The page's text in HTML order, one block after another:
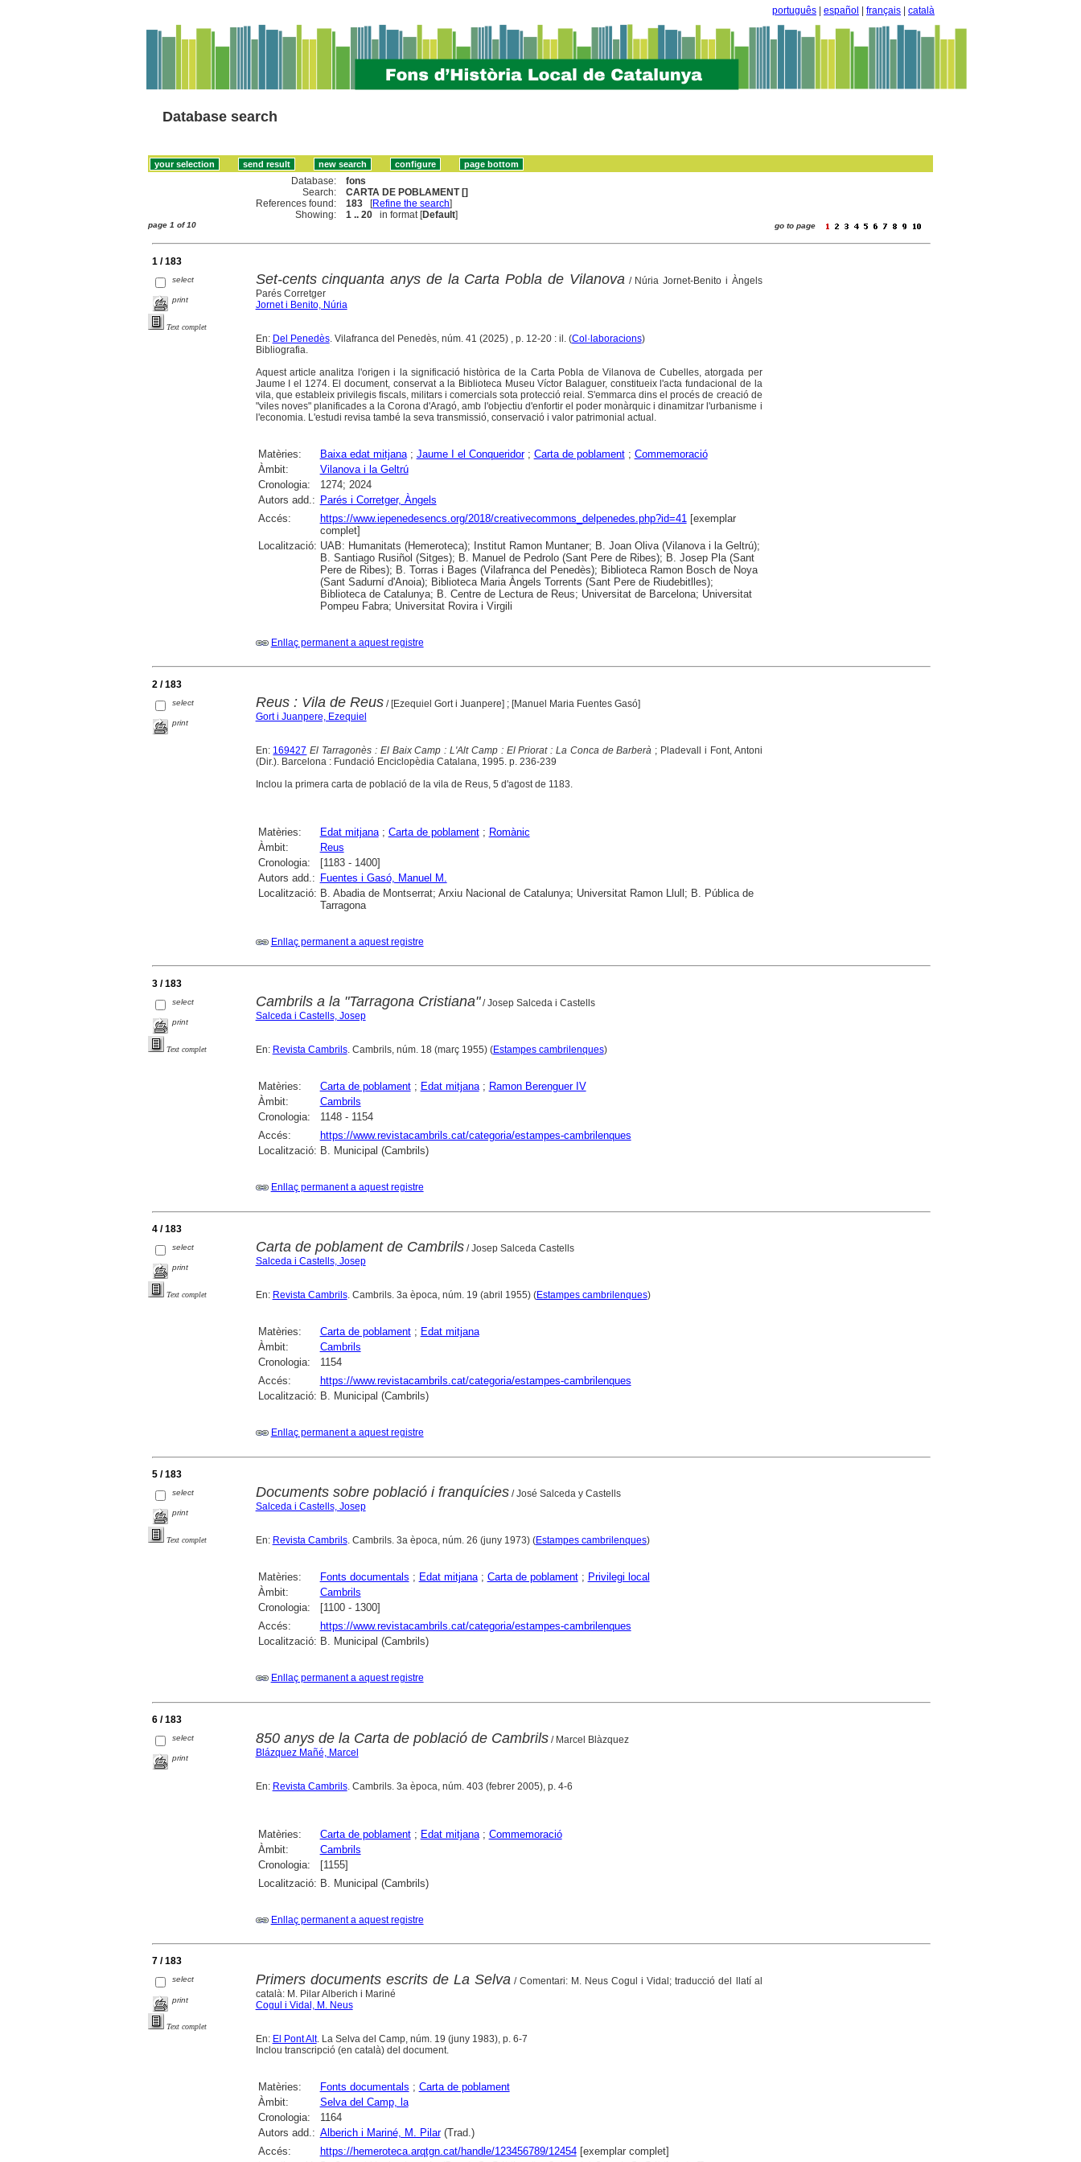
português español français català
Database search
Database:
fons
Search:
CARTA DE POBLAMENT []
References found:
183 [Refine the search]
Showing:
1 .. 20 in format [Default]
page 1 of 10 go to page
1 / 183
select
print
Text complet
Set-cents cinquanta anys de la Carta Pobla de Vilanova/ Núria Jornet-Benito i Àngels
Parés Corretger
Jornet i Benito, Núria
En: Del Penedès. Vilafranca del Penedès, núm. 41 (2025) , p. 12-20 : il. (Col·laboracions)
Bibliografia.
Aquest article analitza l'origen i la significació històrica de la Carta Pobla de Vilanova de Cubelles, atorgada per
Jaume I el 1274. El document, conservat a la Biblioteca Museu Víctor Balaguer, constitueix l'acta fundacional de la
vila, que estableix privilegis fiscals, militars i comercials sota protecció reial. S'emmarca dins el procés de creació de
"viles noves" planificades a la Corona d'Aragó, amb l'objectiu d'enfortir el poder monàrquic i dinamitzar l'urbanisme i
l'economia. L'estudi revisa també la seva transmissió, conservació i valor patrimonial actual.
Matèries: Baixa edat mitjana; Jaume I el Conqueridor; Carta de poblament; Commemoració
Àmbit:
Vilanova i la Geltrú
Cronologia:
1274; 2024
Autors add.: Parés i Corretger, Àngels
Accés:
https://www.iepenedesencs.org/2018/creativecommons_delpenedes.php?id=41 [exemplar
complet]
Localització: UAB: Humanitats (Hemeroteca); Institut Ramon Muntaner; B. Joan Oliva (Vilanova i la Geltrú);
B. Santiago Rusiñol (Sitges); B. Manuel de Pedrolo (Sant Pere de Ribes); B. Josep Pla (Sant
Pere de Ribes); B. Torras i Bages (Vilafranca del Penedès); Biblioteca Ramon Bosch de Noya
(Sant Sadurní d'Anoia); Biblioteca Maria Àngels Torrents (Sant Pere de Riudebitlles);
Biblioteca de Catalunya; B. Centre de Lectura de Reus; Universitat de Barcelona; Universitat
Pompeu Fabra; Universitat Rovira i Virgili
Enllaç permanent a aquest registre
2 / 183
select
print
Reus : Vila de Reus/ [Ezequiel Gort i Juanpere] ; [Manuel Maria Fuentes Gasó]
Gort i Juanpere, Ezequiel
En: 169427 El Tarragonès : El Baix Camp : L'Alt Camp : El Priorat : La Conca de Barberà ; Pladevall i Font, Antoni
(Dir.). Barcelona : Fundació Enciclopèdia Catalana, 1995. p. 236-239
Inclou la primera carta de població de la vila de Reus, 5 d'agost de 1183.
Matèries: Edat mitjana; Carta de poblament; Romànic
Àmbit:
Reus
Cronologia:
[1183 - 1400]
Autors add.: Fuentes i Gasó, Manuel M.
Localització: B. Abadia de Montserrat; Arxiu Nacional de Catalunya; Universitat Ramon Llull; B. Pública de
Tarragona
Enllaç permanent a aquest registre
3 / 183
select
print
Text complet
Cambrils a la "Tarragona Cristiana"/ Josep Salceda i Castells
Salceda i Castells, Josep
En: Revista Cambrils. Cambrils, núm. 18 (març 1955) (Estampes cambrilenques)
Matèries: Carta de poblament; Edat mitjana; Ramon Berenguer IV
Àmbit:
Cambrils
Cronologia:
1148 - 1154
Accés:
https://www.revistacambrils.cat/categoria/estampes-cambrilenques
Localització: B. Municipal (Cambrils)
Enllaç permanent a aquest registre
4 / 183
select
print
Text complet
Carta de poblament de Cambrils/ Josep Salceda Castells
Salceda i Castells, Josep
En: Revista Cambrils. Cambrils. 3a època, núm. 19 (abril 1955) (Estampes cambrilenques)
Matèries: Carta de poblament; Edat mitjana
Àmbit:
Cambrils
Cronologia:
1154
Accés:
https://www.revistacambrils.cat/categoria/estampes-cambrilenques
Localització: B. Municipal (Cambrils)
Enllaç permanent a aquest registre
5 / 183
select
print
Text complet
Documents sobre població i franquícies/ José Salceda y Castells
Salceda i Castells, Josep
En: Revista Cambrils. Cambrils. 3a època, núm. 26 (juny 1973) (Estampes cambrilenques)
Matèries: Fonts documentals ; Edat mitjana; Carta de poblament; Privilegi local
Àmbit:
Cambrils
Cronologia:
[1100 - 1300]
Accés:
https://www.revistacambrils.cat/categoria/estampes-cambrilenques
Localització: B. Municipal (Cambrils)
Enllaç permanent a aquest registre
6 / 183
select
print
850 anys de la Carta de població de Cambrils/ Marcel Blàzquez
Blázquez Mañé, Marcel
En: Revista Cambrils. Cambrils. 3a època, núm. 403 (febrer 2005), p. 4-6
Matèries: Carta de poblament; Edat mitjana; Commemoració
Àmbit:
Cambrils
Cronologia:
[1155]
Localització: B. Municipal (Cambrils)
Enllaç permanent a aquest registre
7 / 183
select
print
Text complet
Primers documents escrits de La Selva / Comentari: M. Neus Cogul i Vidal; traducció del llatí al
català: M. Pilar Alberich i Mariné
Cogul i Vidal, M. Neus
En: El Pont Alt. La Selva del Camp, núm. 19 (juny 1983), p. 6-7
Inclou transcripció (en català) del document.
Matèries: Fonts documentals ; Carta de poblament
Àmbit:
Selva del Camp, la
Cronologia:
1164
Autors add.: Alberich i Mariné, M. Pilar(Trad.)
Accés:
https://hemeroteca.arqtgn.cat/handle/123456789/12454[exemplar complet]